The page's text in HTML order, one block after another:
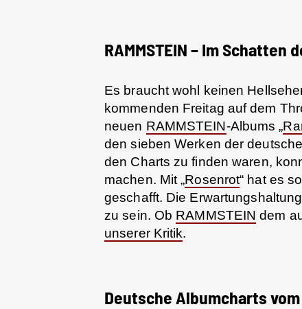
RAMMSTEIN – Im Schatten
Es braucht wohl keinen
kommenden Freitag auf dem
neuen RAMMSTEIN-Albums „
den sieben Werken der
den Charts zu finden waren,
machen. Mit „Rosenrot“ hat es
geschafft. Die
zu sein. Ob RAMMSTEIN dem
unserer Kritik.
Deutsche Albumcharts vom